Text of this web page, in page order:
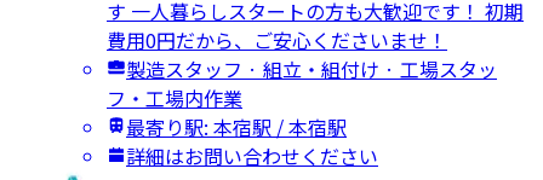
す 一人暮らしスタートの方も大歓迎です！ 初期
費用0円だから、ご安心くださいませ！
製造スタッフ · 組立・組付け · 工場スタッ
フ・工場内作業
最寄り駅: 本宿駅 / 本宿駅
詳細はお問い合わせください